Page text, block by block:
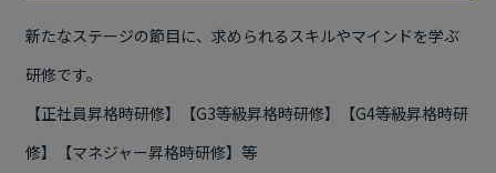
新たなステージの節目に、求められるスキルやマインドを学ぶ
研修です。
【正社員昇格時研修】【G3等級昇格時研修】【G4等級昇格時研
修】【マネジャー昇格時研修】等